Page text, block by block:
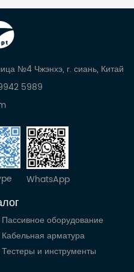
№4 Чжэнхэ, г. сиань, Китай
5989
WhatsApp
Пассивное оборудование
Кабельная арматура
Тестеры и инструменты